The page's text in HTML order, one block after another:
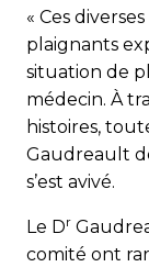
« Ces
plaignants
situation de
médecin. À
histoires,
Gaudreault
s’est avivé.
Le Dr
comité ont